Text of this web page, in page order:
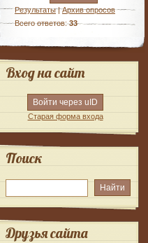
Результаты|Архив опросов
Всего ответов:33
Вход на сайт
Войти через uID
Старая форма входа
Поиск
Друзья сайта